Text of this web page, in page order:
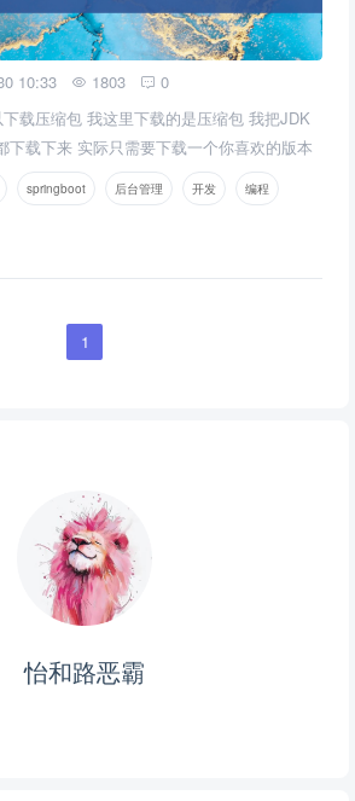
10:33 1803
0
载压缩包 我这里下载的是压缩包 我把JDK
下载下来 实际只需要下载一个你喜欢的版本
新建一个JAVA文件夹 把解压出来的JDK 21
springboot 后台管理 开发 编程
1
怡和路恶霸